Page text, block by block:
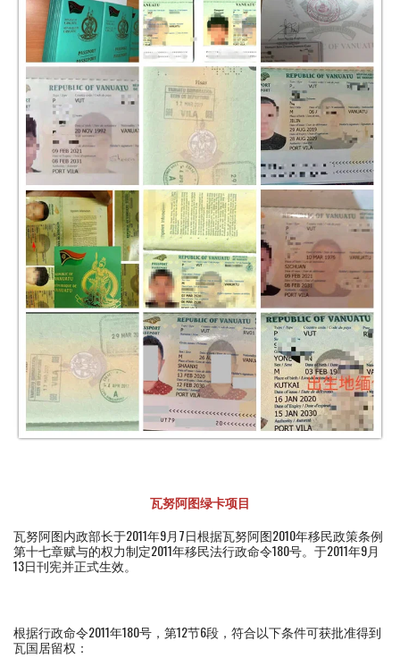
瓦努阿图绿卡项目
瓦努阿图内政部长于2011年9月7日根据瓦努阿图2010年移民政策条例
第十七章赋与的权力制定2011年移民法行政命令180号。于2011年9月
13日刊宪并正式生效。
根据行政命令2011年180号，第12节6段，符合以下条件可获批准得到
瓦国居留权：